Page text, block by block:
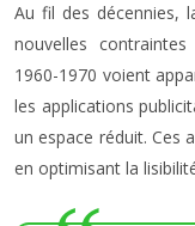
Au fil des décennies,
nouvelles
1960-1970 voient
les applications
un espace réduit. Ces
en optimisant la